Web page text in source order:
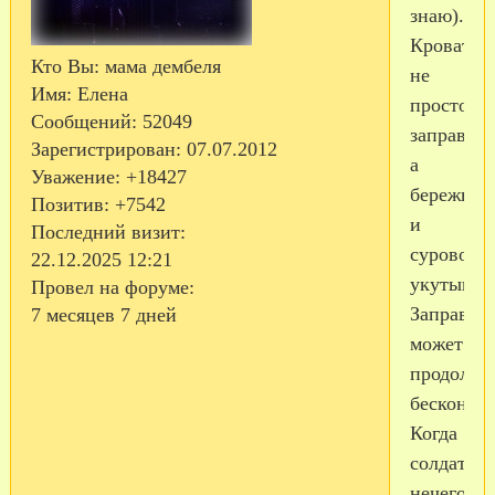
Кто Вы: мама дембеля
Имя: Елена
Сообщений: 52049
Зарегистрирован: 07.07.2012
Уважение: +18427
Позитив: +7542
Последний визит:
22.12.2025 12:21
Провел на форуме:
7 месяцев 7 дней
знаю).
Кровати
не
просто
а
бережно
и
сурово
Заправка
может
Когда
солдатам